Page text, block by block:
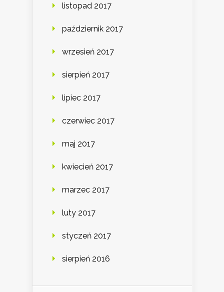
listopad 2017
październik 2017
wrzesień 2017
sierpień 2017
lipiec 2017
czerwiec 2017
maj 2017
kwiecień 2017
marzec 2017
luty 2017
styczeń 2017
sierpień 2016